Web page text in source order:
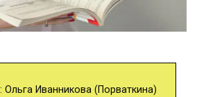
Ольга Иванникова (Порваткина)